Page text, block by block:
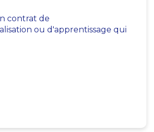
contrat de
ou d'apprentissage qui